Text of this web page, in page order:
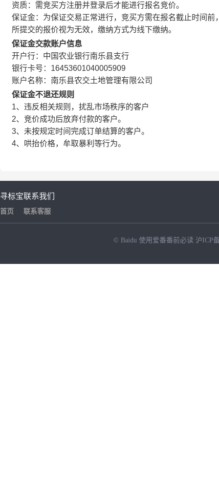
资质：需竞买方注册并登录后才能进行报名竞价。
保证金：为保证交易正常进行，竞买方需在报名截止时间
所提交的报价视为无效，缴纳方式为线下缴纳。
保证金交款账户信息
开户行：中国农业银行南乐县支行
银行卡号：16453601040005909
账户名称：南乐县农交土地管理有限公司
保证金不退还规则
1、违反相关规则，扰乱市场秩序的客户
2、竞价成功后放弃付款的客户。
3、未按规定时间完成订单结算的客户。
4、哄抬价格，牟取暴利等行为。
寻标宝
首页
联系我们
联系客服
© Baidu 使用爱番番前必读 沪ICP